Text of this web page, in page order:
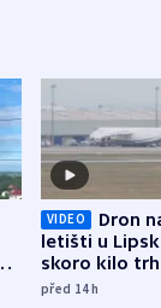
VIDEO
Dron
letišti u
skoro kilo
indicie
před 14h